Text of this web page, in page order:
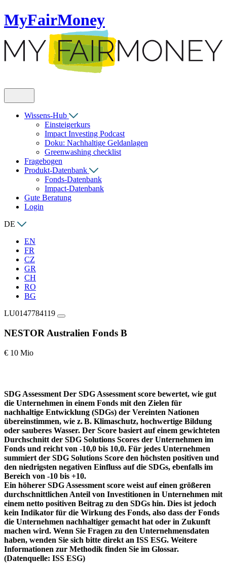
MyFairMoney
Wissens-Hub
Einsteigerkurs
Impact Investing Podcast
Doku: Nachhaltige Geldanlagen
Greenwashing checklist
Fragebogen
Produkt-Datenbank
Fonds-Datenbank
Impact-Datenbank
Gute Beratung
Login
DE
EN
FR
CZ
GR
CH
RO
BG
LU0147784119
NESTOR Australien Fonds B
€ 10 Mio
SDG Assessment Der SDG Assessment score bewertet, wie gut
die Unternehmen in einem Fonds mit den Zielen für
nachhaltige Entwicklung (SDGs) der Vereinten Nationen
übereinstimmen, wie z. B. Klimaschutz, hochwertige Bildung
oder sauberes Wasser. Der Score basiert auf einem gewichteten
Durchschnitt der SDG Solutions Scores der Unternehmen im
Fonds und reicht von -10,0 bis 10,0. Für jedes Unternehmen
summiert der SDG Solutions Score den höchsten positiven und
den niedrigsten negativen Einfluss auf die SDGs, ebenfalls im
Bereich von -10 bis +10.
Ein höherer SDG Assessment score weist auf einen größeren
durchschnittlichen Anteil von Investitionen in Unternehmen mit
einem netto positiven Beitrag zu den SDGs hin. Dies ist jedoch
kein Indikator für die Wirkung des Fonds, also dass der Fonds
die Unternehmen nachhaltiger gemacht hat oder in Zukunft
machen wird. Wenn Sie Fragen zu den Unternehmensdaten
haben, wenden Sie sich bitte direkt an ISS ESG. Weitere
Informationen zur Methodik finden Sie im Glossar.
(Datenquelle: ISS ESG)